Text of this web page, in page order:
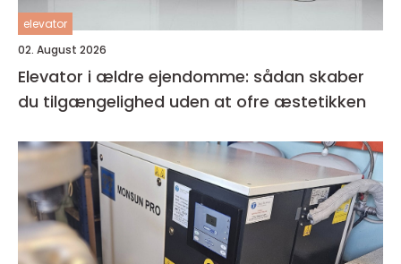
elevator
02. August 2026
Elevator i ældre ejendomme: sådan skaber
du tilgængelighed uden at ofre æstetikken